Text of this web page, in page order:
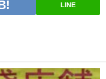
LINE